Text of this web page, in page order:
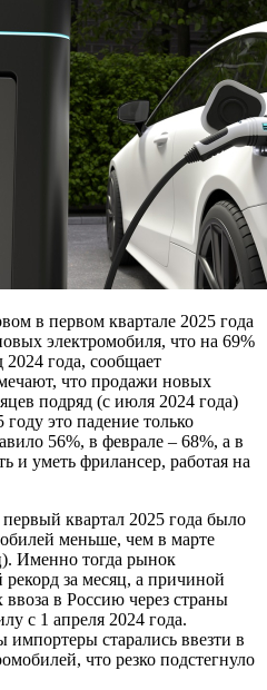
в первом квартале 2025 года
электромобиля, что на 69%
года, сообщает
что продажи новых
подряд (с июля 2024 года)
это падение только
56%, в феврале – 68%, а в
и уметь фрилансер, работая на
квартал 2025 года было
меньше, чем в марте
Именно тогда рынок
рекорд за месяц, а причиной
в Россию через страны
с 1 апреля 2024 года.
импортеры старались ввезти в
что резко подстегнуло